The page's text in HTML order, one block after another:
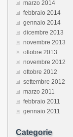
marzo 2014
febbraio 2014
gennaio 2014
dicembre 2013
novembre 2013
ottobre 2013
novembre 2012
ottobre 2012
settembre 2012
marzo 2011
febbraio 2011
gennaio 2011
Categorie